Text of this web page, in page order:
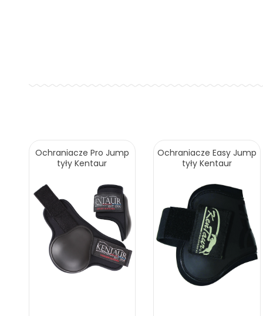
Ochraniacze Pro Jump
tyły Kentaur
Ochraniacze Easy Jump
tyły Kentaur